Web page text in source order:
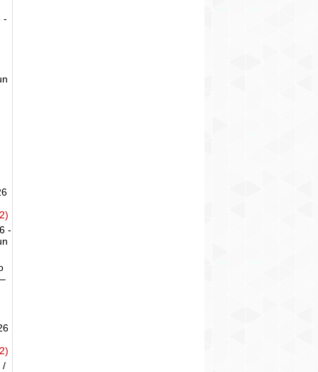
-
-
/